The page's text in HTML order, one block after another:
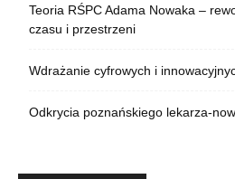
Teoria RŚPC Adama Nowaka –
czasu i przestrzeni
Wdrażanie cyfrowych i
Odkrycia poznańskiego lekarza-